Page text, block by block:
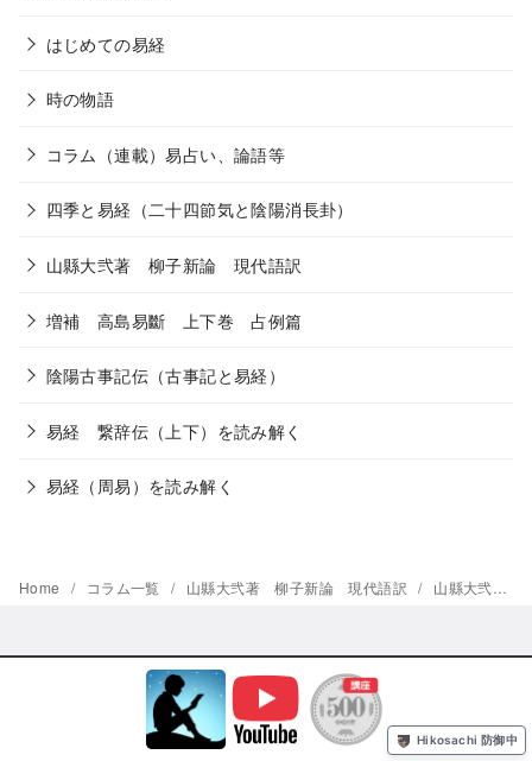
はじめての易経
時の物語
コラム（連載）易占い、論語等
四季と易経（二十四節気と陰陽消長卦）
山縣大弐著 柳子新論 現代語訳
増補 高島易斷 上下巻 占例篇
陰陽古事記伝（古事記と易経）
易経 繋辞伝（上下）を読み解く
易経（周易）を読み解く
Home コラム一覧 山縣大弐著 柳子新論 現代語訳 山縣大弐著 柳子新論 川浦玄智訳注 現代語訳 その二八
© 2026わかりやすい易経・易占講座
yStandard Themeby yosiakatsukiPowered byWordPressHikosachi 防御中